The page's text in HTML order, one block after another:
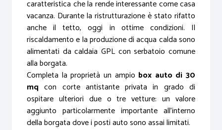
caratteristica che la rende interessante come casa
vacanza. Durante la ristrutturazione è stato rifatto
anche il tetto, oggi in ottime condizioni. Il
riscaldamento e la produzione di acqua calda sono
alimentati da caldaia GPL con serbatoio comune
alla borgata.
Completa la proprietà un ampio box auto di 30
mq con corte antistante privata in grado di
ospitare ulteriori due o tre vetture: un valore
aggiunto particolarmente importante all’interno
della borgata dove i posti auto sono assai limitati.